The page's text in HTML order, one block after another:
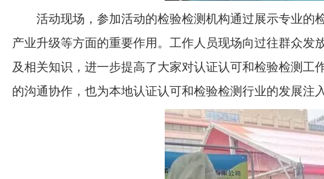
活动现场，参加活动的检验检测机构通过展示专业的
产业升级等方面的重要作用。工作人员现场向过往群众发
及相关知识，进一步提高了大家对认证认可和检验检测工
的沟通协作，也为本地认证认可和检验检测行业的发展注